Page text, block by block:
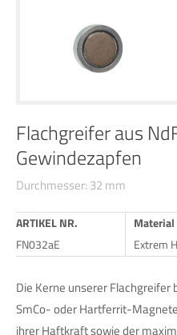
24h/
Mon - Fri 8:00am - 5:00pm
Get in touch
Cybersteel Inc.
376-293 City Road, Suite
San Francisco, CA 94102
+44 1234 567 890
Flachgreifer aus
Gewindezapfen
Durchmesser: 32 mm
ARTIKEL NR.
FN032aE
Material
Extrem
Die Kerne unserer
SmCo- oder Hartferrit-
ihrer Haftkraft sowie der